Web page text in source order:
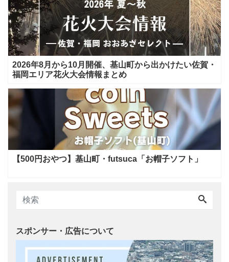
2026年8月から10月開催、基山町から出かけたい佐賀・
福岡エリア花火大会情報まとめ
【500円おやつ】基山町・futsuca「お帽子ソフト」
スポンサー・広告について